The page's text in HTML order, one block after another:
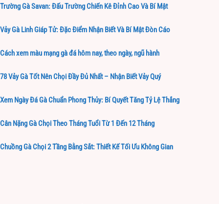
Trường Gà Savan: Đấu Trường Chiến Kê Đỉnh Cao Và Bí Mật
Vảy Gà Linh Giáp Tử: Đặc Điểm Nhận Biết Và Bí Mật Đòn Cáo
Cách xem màu mạng gà đá hôm nay, theo ngày, ngũ hành
78 Vảy Gà Tốt Nên Chọi Đầy Đủ Nhất – Nhận Biết Vảy Quý
Xem Ngày Đá Gà Chuẩn Phong Thủy: Bí Quyết Tăng Tỷ Lệ Thắng
Cân Nặng Gà Chọi Theo Tháng Tuổi Từ 1 Đến 12 Tháng
Chuồng Gà Chọi 2 Tầng Bằng Sắt: Thiết Kế Tối Ưu Không Gian